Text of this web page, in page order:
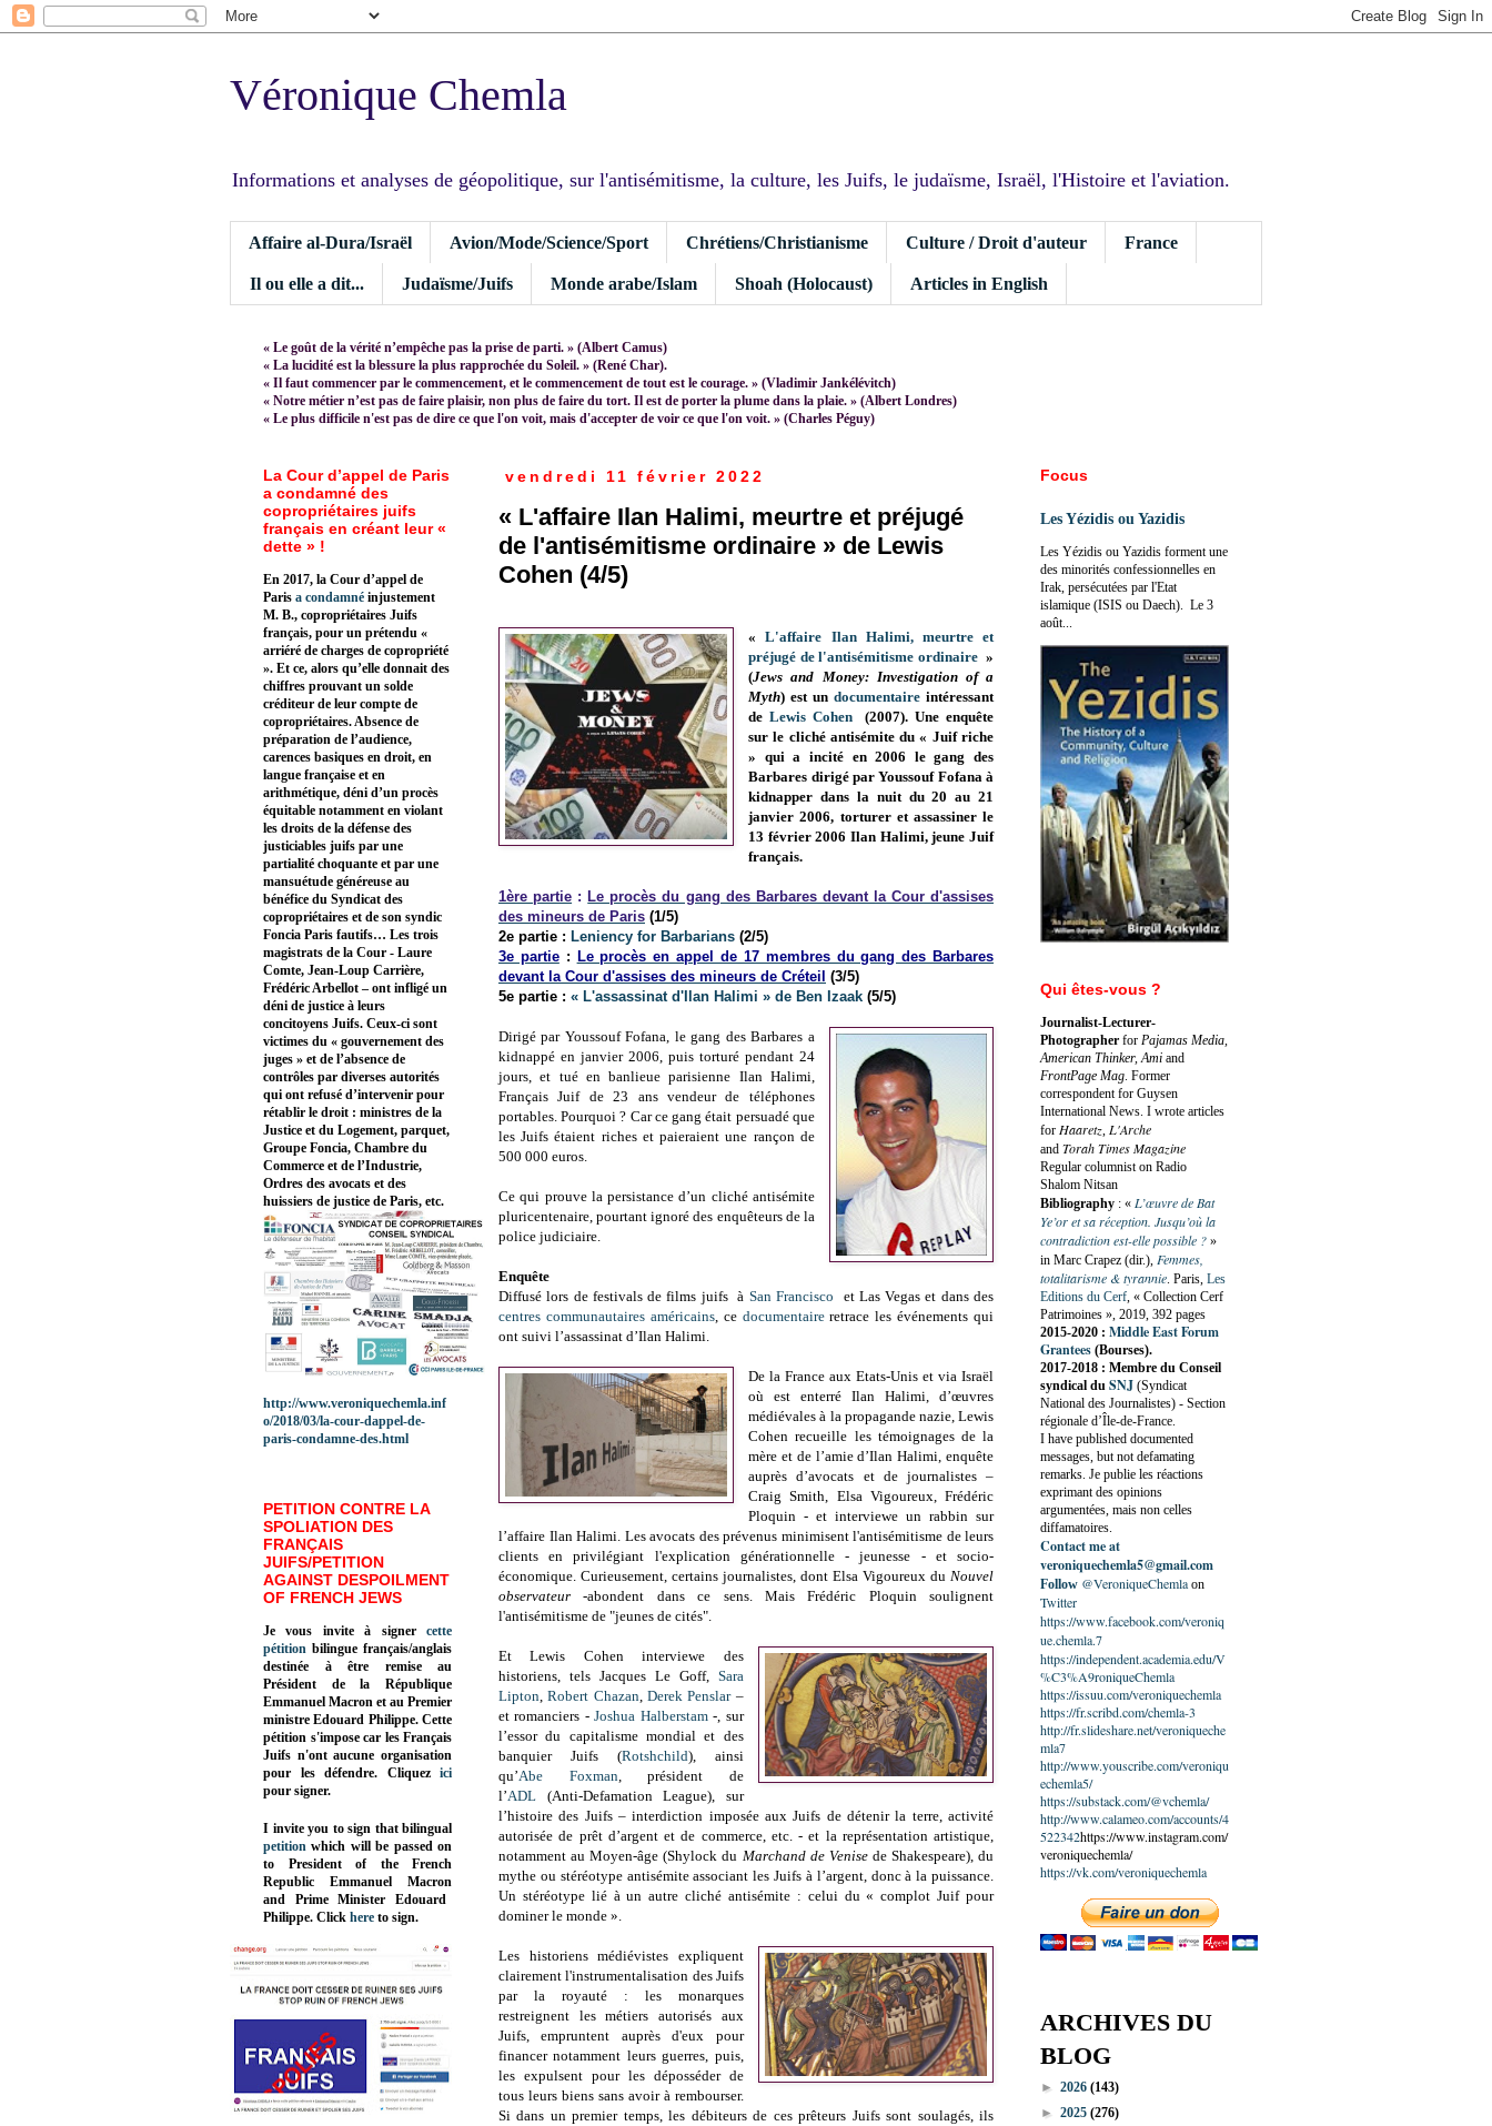
Véronique Chemla
Informations et analyses de géopolitique, sur l'antisémitisme, la culture, les Juifs, le judaïsme, Israël, l'Histoire et l'aviation.
Affaire al-Dura/Israël Avion/Mode/Science/Sport Chrétiens/Christianisme Culture / Droit d'auteur France
Il ou elle a dit... Judaïsme/Juifs Monde arabe/Islam Shoah (Holocaust) Articles in English
« Le goût de la vérité n’empêche pas la prise de parti. » (Albert Camus)
« La lucidité est la blessure la plus rapprochée du Soleil. » (René Char).
« Il faut commencer par le commencement, et le commencement de tout est le courage. » (Vladimir Jankélévitch)
« Notre métier n’est pas de faire plaisir, non plus de faire du tort. Il est de porter la plume dans la plaie. » (Albert Londres)
« Le plus difficile n'est pas de dire ce que l'on voit, mais d'accepter de voir ce que l'on voit. » (Charles Péguy)
vendredi 11 février 2022
« L'affaire Ilan Halimi, meurtre et préjugé
de l'antisémitisme ordinaire » de Lewis
Cohen (4/5)
«L'affaire Ilan Halimi, meurtre et
préjugé de l'antisémitisme ordinaire»
(Jews and Money: Investigation of a
Myth) est undocumentaire intéressant
de Lewis Cohen(2007). Une enquête
sur le cliché antisémite du « Juif riche
» qui a incité en 2006 le gang des
Barbares dirigé par Youssouf Fofana à
kidnapper dans la nuit du 20 au 21
janvier 2006, torturer et assassiner le
13 février 2006 Ilan Halimi, jeune Juif
français.
1ère partie : Le procès du gang des Barbares devant la Cour d'assises
des mineurs de Paris (1/5)
2e partie : Leniency for Barbarians (2/5)
3e partie : Le procès en appel de 17 membres du gang des Barbares
devant la Cour d'assises des mineurs de Créteil (3/5)
5e partie : « L'assassinat d'Ilan Halimi » de Ben Izaak (5/5)
Dirigé par Youssouf Fofana, le gang des Barbares a
kidnappé en janvier 2006, puis torturé pendant 24
jours, et tué en banlieue parisienne Ilan Halimi,
Français Juif de 23 ans vendeur de téléphones
portables. Pourquoi ? Car ce gang était persuadé que
les Juifs étaient riches et paieraient une rançon de
500 000 euros.
Ce qui prouve la persistance d’un cliché antisémite
pluricentenaire, pourtant ignoré des enquêteurs de la
police judiciaire.
Enquête
Diffusé lors de festivals de films juifs à San Francisco et Las Vegas et dans des
centres communautaires américains, ce documentaireretrace les événements qui
ont suivi l’assassinat d’Ilan Halimi.
De la France aux Etats-Unis et via Israël
où est enterré Ilan Halimi, d’œuvres
médiévales à la propagande nazie, Lewis
Cohen recueille les témoignages de la
mère et de l’amie d’Ilan Halimi, enquête
auprès d’avocats et de journalistes –
Craig Smith, Elsa Vigoureux, Frédéric
Ploquin - et interviewe un rabbin sur
l’affaire Ilan Halimi. Les avocats des prévenus minimisent l'antisémitisme de leurs
clients en privilégiant l'explication générationnelle - jeunesse - et socio-
économique. Curieusement, certains journalistes, dont Elsa Vigoureux du Nouvel
observateur-abondent dans ce sens. Mais Frédéric Ploquin soulignent
l'antisémitisme de "jeunes de cités".
Et Lewis Cohen interviewe des
historiens, tels Jacques Le Goff, Sara
Lipton,Robert Chazan,Derek Penslar–
et romanciers -Joshua Halberstam-, sur
l’essor du capitalisme mondial et des
banquier Juifs (Rotshchild), ainsi
qu’Abe Foxman, président de
l’ADL (Anti-Defamation League), sur
l’histoire des Juifs – interdiction imposée aux Juifs de détenir la terre, activité
autorisée de prêt d’argent et de commerce, etc. - et la représentation artistique,
notamment au Moyen-âge (Shylock du Marchand de Venisede Shakespeare), du
mythe ou stéréotype antisémite associant les Juifs à l’argent, donc à la puissance.
Un stéréotype lié à un autre cliché antisémite : celui du « complot Juif pour
dominer le monde ».
Les historiens médiévistes expliquent
clairement l'instrumentalisation des Juifs
par la royauté : les monarques
restreignent les métiers autorisés aux
Juifs, empruntent auprès d'eux pour
financer notamment leurs guerres, puis,
les expulsent pour les déposséder de
tous leurs biens sans avoir à rembourser.
Si dans un premier temps, les débiteurs de ces prêteurs Juifs sont soulagés, ils
La Cour d’appel de Paris
a condamné des
copropriétaires juifs
français en créant leur «
dette » !
En 2017, la Cour d’appel de
Paris a condamné injustement
M. B., copropriétaires Juifs
français, pour un prétendu «
arriéré de charges de copropriété
». Et ce, alors qu’elle donnait des
chiffres prouvant un solde
créditeur de leur compte de
copropriétaires. Absence de
préparation de l’audience,
carences basiques en droit, en
langue française et en
arithmétique, déni d’un procès
équitable notamment en violant
les droits de la défense des
justiciables juifs par une
partialité choquante et par une
mansuétude généreuse au
bénéfice du Syndicat des
copropriétaires et de son syndic
Foncia Paris fautifs… Les trois
magistrats de la Cour - Laure
Comte, Jean-Loup Carrière,
Frédéric Arbellot – ont infligé un
déni de justice à leurs
concitoyens Juifs. Ceux-ci sont
victimes du « gouvernement des
juges » et de l’absence de
contrôles par diverses autorités
qui ont refusé d’intervenir pour
rétablir le droit : ministres de la
Justice et du Logement, parquet,
Groupe Foncia, Chambre du
Commerce et de l’Industrie,
Ordres des avocats et des
huissiers de justice de Paris, etc.
http://www.veroniquechemla.inf
o/2018/03/la-cour-dappel-de-
paris-condamne-des.html
PETITION CONTRE LA
SPOLIATION DES
FRANÇAIS
JUIFS/PETITION
AGAINST DESPOILMENT
OF FRENCH JEWS
Je vous invite à signer cette
pétition bilingue français/anglais
destinée à être remise au
Président de la République
Emmanuel Macron et au Premier
ministre Edouard Philippe. Cette
pétition s'impose car les Français
Juifs n'ont aucune organisation
pour les défendre. Cliquez
ici
pour signer.
I invite you to sign that bilingual
petition which will be passed on
to President of the French
Republic Emmanuel Macron
and Prime Minister Edouard
Philippe. Click here to sign.
Focus
Les Yézidis ou Yazidis
Les Yézidis ou Yazidis forment une
des minorités confessionnelles en
Irak, persécutées par l'Etat
islamique (ISIS ou Daech). Le 3
août...
Qui êtes-vous ?
Journalist-Lecturer-
Photographer for Pajamas Media,
American Thinker, Ami and
FrontPage Mag. Former
correspondent for Guysen
International News. I wrote articles
for Haaretz, L'Arche
and Torah Times Magazine
Regular columnist on Radio
Shalom Nitsan
Bibliography : « L’œuvre de Bat
Ye’or et sa réception. Jusqu’où la
contradiction est-elle possible ? »
in Marc Crapez (dir.), Femmes,
totalitarisme & tyrannie. Paris, Les
Editions du Cerf, « Collection Cerf
Patrimoines », 2019, 392 pages
2015-2020 : Middle East Forum
Grantees (Bourses).
2017-2018 : Membre du Conseil
syndical du SNJ (Syndicat
National des Journalistes) - Section
régionale d’Île-de-France.
I have published documented
messages, but not defamating
remarks. Je publie les réactions
exprimant des opinions
argumentées, mais non celles
diffamatoires.
Contact me at
veroniquechemla5@gmail.com
Follow @VeroniqueChemlaon
Twitter
https://www.facebook.com/veroniq
ue.chemla.7
https://independent.academia.edu/V
%C3%A9roniqueChemla
https://issuu.com/veroniquechemla
https://fr.scribd.com/chemla-3
http://fr.slideshare.net/veroniqueche
mla7
http://www.youscribe.com/veroniqu
echemla5/
https://substack.com/@vchemla/
http://www.calameo.com/accounts/4
522342https://www.instagram.com/
veroniquechemla/
https://vk.com/veroniquechemla
ARCHIVES DU
BLOG
► 2026 (143)
► 2025 (276)